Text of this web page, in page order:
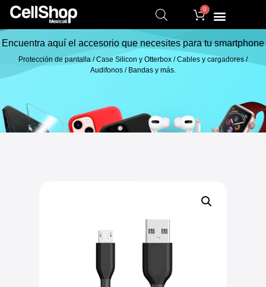
0
Encuentra aquí el accesorio que necesites para tu smartphone
Protección de pantalla / Case Silicon y Otterbox / Cables y cargadores /
Audifonos / Bandas y más.